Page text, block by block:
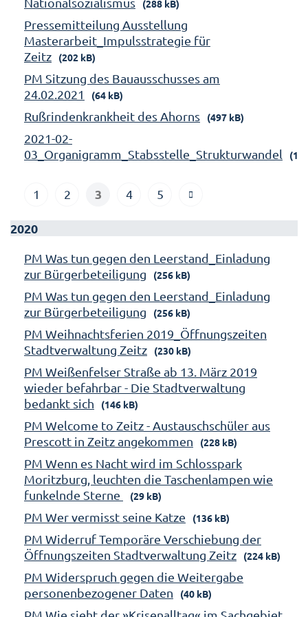
(288 kB)
Pressemitteilung Ausstellung
Masterarbeit_Impulsstrategie für
Zeitz
(202 kB)
PM Sitzung des Bauausschusses am
24.02.2021
(64 kB)
Rußrindenkrankheit des Ahorns (497 kB)
2021-02-
03_Organigramm_Stabsstelle_Strukturwandel
1 2 3 4 5
2020
PM Was tun gegen den Leerstand_Einladung
zur Bürgerbeteiligung
(256 kB)
PM Was tun gegen den Leerstand_Einladung
zur Bürgerbeteiligung
(256 kB)
PM Weihnachtsferien 2019_Öffnungszeiten
Stadtverwaltung Zeitz
(230 kB)
PM Weißenfelser Straße ab 13. März 2019
wieder befahrbar - Die Stadtverwaltung
bedankt sich
(146 kB)
PM Welcome to Zeitz - Austauschschüler aus
Prescott in Zeitz angekommen
(228 kB)
PM Wenn es Nacht wird im Schlosspark
Moritzburg, leuchten die Taschenlampen wie
funkelnde Sterne
(29 kB)
PM Wer vermisst seine Katze (136 kB)
PM Widerruf Temporäre Verschiebung der
Öffnungszeiten Stadtverwaltung Zeitz
(224 kB)
PM Widerspruch gegen die Weitergabe
personenbezogener Daten
(40 kB)